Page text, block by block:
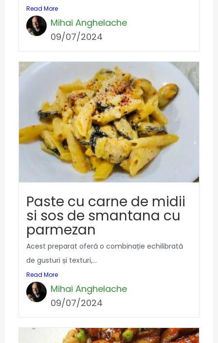
Read More
Mihai Anghelache
09/07/2024
Paste cu carne de midii
si sos de smantana cu
parmezan
Acest preparat oferă o combinație echilibrată
de gusturi și texturi,...
Read More
Mihai Anghelache
09/07/2024